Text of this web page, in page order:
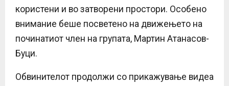
користени и во затворени простори. Особено
внимание беше посветено на движењето на
починатиот член на групата, Мартин Атанасов-
Буци.
Обвинителот продолжи со прикажување видеа